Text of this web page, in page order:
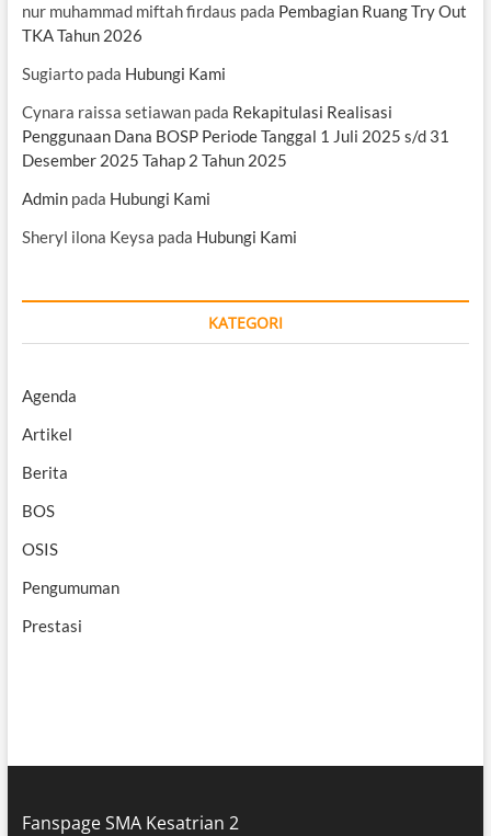
nur muhammad miftah firdaus pada Pembagian Ruang Try Out
TKA Tahun 2026
Sugiartopada Hubungi Kami
Cynara raissa setiawanpada Rekapitulasi Realisasi
Penggunaan Dana BOSP Periode Tanggal 1 Juli 2025 s/d 31
Desember 2025 Tahap 2 Tahun 2025
Adminpada Hubungi Kami
Sheryl ilona Keysa pada Hubungi Kami
KATEGORI
Agenda
Artikel
Berita
BOS
OSIS
Pengumuman
Prestasi
Fanspage SMA Kesatrian 2